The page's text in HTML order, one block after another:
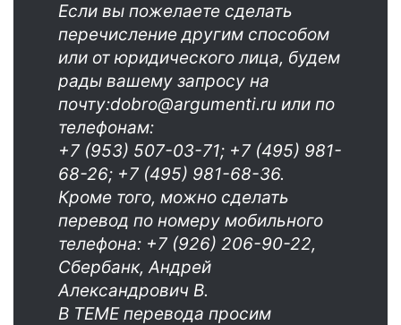
Если вы пожелаете сделать
перечисление другим способом
или от юридического лица, будем
рады вашему запросу на
почту:dobro@argumenti.ru или по
телефонам:
+7 (953) 507-03-71; +7 (495) 981-
68-26; +7 (495) 981-68-36.
Кроме того, можно сделать
перевод по номеру мобильного
телефона: +7 (926) 206-90-22,
Сбербанк, Андрей
Александрович В.
В ТЕМЕ перевода просим